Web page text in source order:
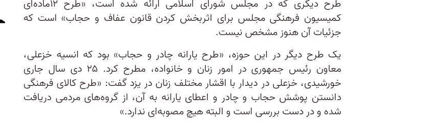
طرح دیگری که در مجلس شورای اسلامی ارائه شده است، «طرح ۱۲ماده‌ای
کمیسیون فرهنگی مجلس برای اثربخش کردن قانون عفاف و حجاب» است که
جزئیات آن هنوز مشخص نیست.
یک طرح دیگر در این حوزه، «طرح یارانه چادر و حجاب» بود که انسیه خزعلی،
معاون رئیس ‌جمهوری در امور زنان و خانواده، مطرح کرد. ۲۵ دی سال جاری
خورشیدی، خزعلی در دیدار با اقشار مختلف زنان در یزد گفت: «طرح کالای فرهنگی
دانستن پوشش حجاب و چادر و اعطای یارانه به آن، از گروه‌های مردمی دریافت
شده و در دست بررسی است و البته هیچ مصوبه‌ای ندارد.»